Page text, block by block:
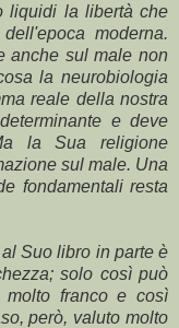
liquidi la libertà che
moderna.
anche sul male non
la neurobiologia
reale della nostra
e deve
la Sua religione
sul male. Una
fondamentali resta
Suo libro in parte è
solo così può
molto franco e così
però, valuto molto